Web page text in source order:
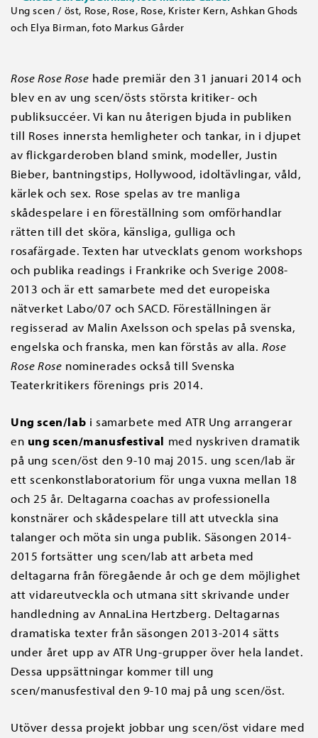
Ung scen / öst, Rose, Rose, Rose, Krister Kern, Ashkan Ghods
och Elya Birman, foto Markus Gårder
Rose Rose Rose hade premiär den 31 januari 2014 och
blev en av ung scen/östs största kritiker- och
publiksuccéer. Vi kan nu återigen bjuda in publiken
till Roses innersta hemligheter och tankar, in i djupet
av flickgarderoben bland smink, modeller, Justin
Bieber, bantningstips, Hollywood, idoltävlingar, våld,
kärlek och sex. Rose spelas av tre manliga
skådespelare i en föreställning som omförhandlar
rätten till det sköra, känsliga, gulliga och
rosafärgade. Texten har utvecklats genom workshops
och publika readings i Frankrike och Sverige 2008-
2013 och är ett samarbete med det europeiska
nätverket Labo/07 och SACD. Föreställningen är
regisserad av Malin Axelsson och spelas på svenska,
engelska och franska, men kan förstås av alla.Rose
Rose Rose nominerades också till Svenska
Teaterkritikers förenings pris 2014.
Ung scen/lab i samarbete med ATR Ung arrangerar
en ung scen/manusfestival med nyskriven dramatik
på ung scen/öst den 9-10 maj 2015. ung scen/lab är
ett scenkonstlaboratorium för unga vuxna mellan 18
och 25 år. Deltagarna coachas av professionella
konstnärer och skådespelare till att utveckla sina
talanger och möta sin unga publik. Säsongen 2014-
2015 fortsätter ung scen/lab att arbeta med
deltagarna från föregående år och ge dem möjlighet
att vidareutveckla och utmana sitt skrivande under
handledning av AnnaLina Hertzberg. Deltagarnas
dramatiska texter från säsongen 2013-2014 sätts
under året upp av ATR Ung-grupper över hela landet.
Dessa uppsättningar kommer till ung
scen/manusfestival den 9-10 maj på ung scen/öst.
Utöver dessa projekt jobbar ung scen/öst vidare med